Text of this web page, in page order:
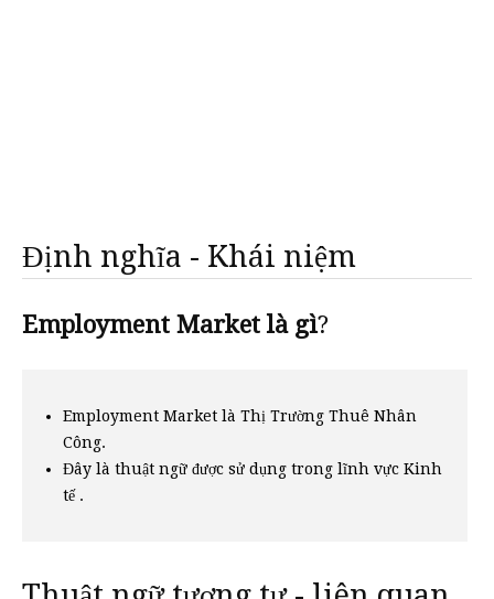
Định nghĩa - Khái niệm
Employment Market là gì?
Employment Market là Thị Trường Thuê Nhân
Công.
Đây là thuật ngữ được sử dụng trong lĩnh vực Kinh
tế .